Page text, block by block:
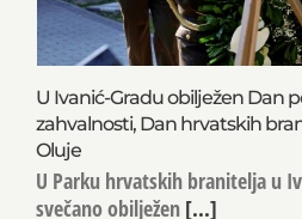
U Ivanić-Gradu obilježen Dan
zahvalnosti, Dan hrvatskih
Oluje
U Parku hrvatskih branitelja u
svečano obilježen [...]